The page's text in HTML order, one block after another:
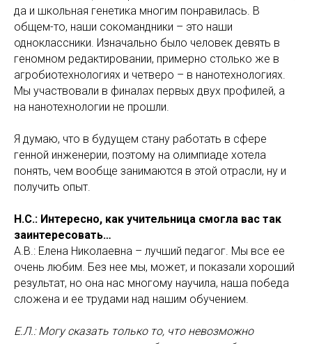
да и школьная генетика многим понравилась. В
общем-то, наши сокомандники – это наши
одноклассники. Изначально было человек девять в
геномном редактировании, примерно столько же в
агробиотехнологиях и четверо – в нанотехнологиях.
Мы участвовали в финалах первых двух профилей, а
на нанотехнологии не прошли.
Я думаю, что в будущем стану работать в сфере
генной инженерии, поэтому на олимпиаде хотела
понять, чем вообще занимаются в этой отрасли, ну и
получить опыт.
Н.С.: Интересно, как учительница смогла вас так
заинтересовать…
А.В.: Елена Николаевна – лучший педагог. Мы все ее
очень любим. Без нее мы, может, и показали хороший
результат, но она нас многому научила, наша победа
сложена и ее трудами над нашим обучением.
Е.Л.: Могу сказать только то, что невозможно